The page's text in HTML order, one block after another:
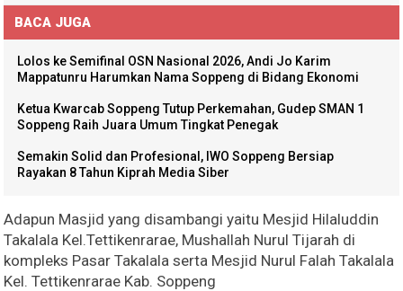
BACA JUGA
Lolos ke Semifinal OSN Nasional 2026, Andi Jo Karim
Mappatunru Harumkan Nama Soppeng di Bidang Ekonomi
Ketua Kwarcab Soppeng Tutup Perkemahan, Gudep SMAN 1
Soppeng Raih Juara Umum Tingkat Penegak
Semakin Solid dan Profesional, IWO Soppeng Bersiap
Rayakan 8 Tahun Kiprah Media Siber
Adapun Masjid yang disambangi yaitu Mesjid Hilaluddin
Takalala Kel.Tettikenrarae, Mushallah Nurul Tijarah di
kompleks Pasar Takalala serta Mesjid Nurul Falah Takalala
Kel. Tettikenrarae Kab. Soppeng